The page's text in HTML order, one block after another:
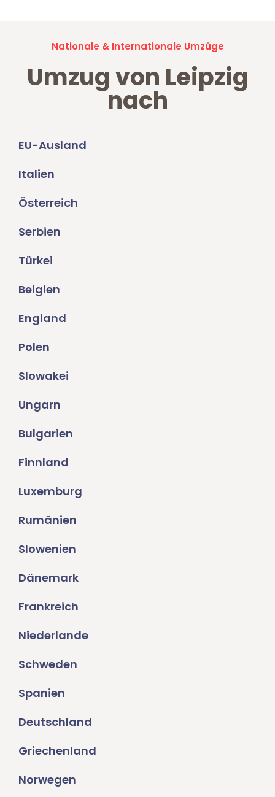
Nationale & Internationale Umzüge
Umzug von Leipzig
nach
EU-Ausland
Italien
Österreich
Serbien
Türkei
Belgien
England
Polen
Slowakei
Ungarn
Bulgarien
Finnland
Luxemburg
Rumänien
Slowenien
Dänemark
Frankreich
Niederlande
Schweden
Spanien
Deutschland
Griechenland
Norwegen